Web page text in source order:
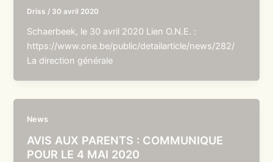
Driss / 30 avril 2020
Schaerbeek, le 30 avril 2020 Lien O.N.E. :
https://www.one.be/public/detailarticle/news/282/
La direction générale
News
AVIS AUX PARENTS : COMMUNIQUE
POUR LE 4 MAI 2020